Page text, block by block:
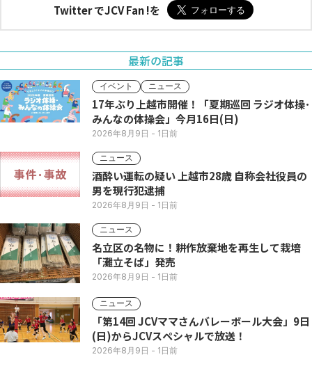
Twitter でJCV Fan !を
最新の記事
イベント ニュース
17年ぶり上越市開催！「夏期巡回 ラジオ体操･
みんなの体操会」今月16日(日)
2026年8月9日 - 1日前
ニュース
酒酔い運転の疑い 上越市28歳 自称会社役員の
男を現行犯逮捕
2026年8月9日 - 1日前
ニュース
名立区の名物に！耕作放棄地を再生して栽培
「灘立そば」発売
2026年8月9日 - 1日前
ニュース
「第14回 JCVママさんバレーボール大会」9日
(日)からJCVスペシャルで放送！
2026年8月9日 - 1日前